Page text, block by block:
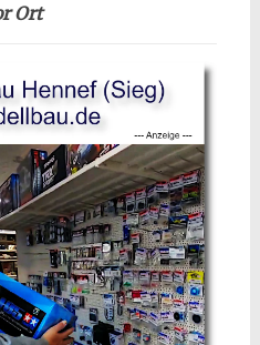
Ort